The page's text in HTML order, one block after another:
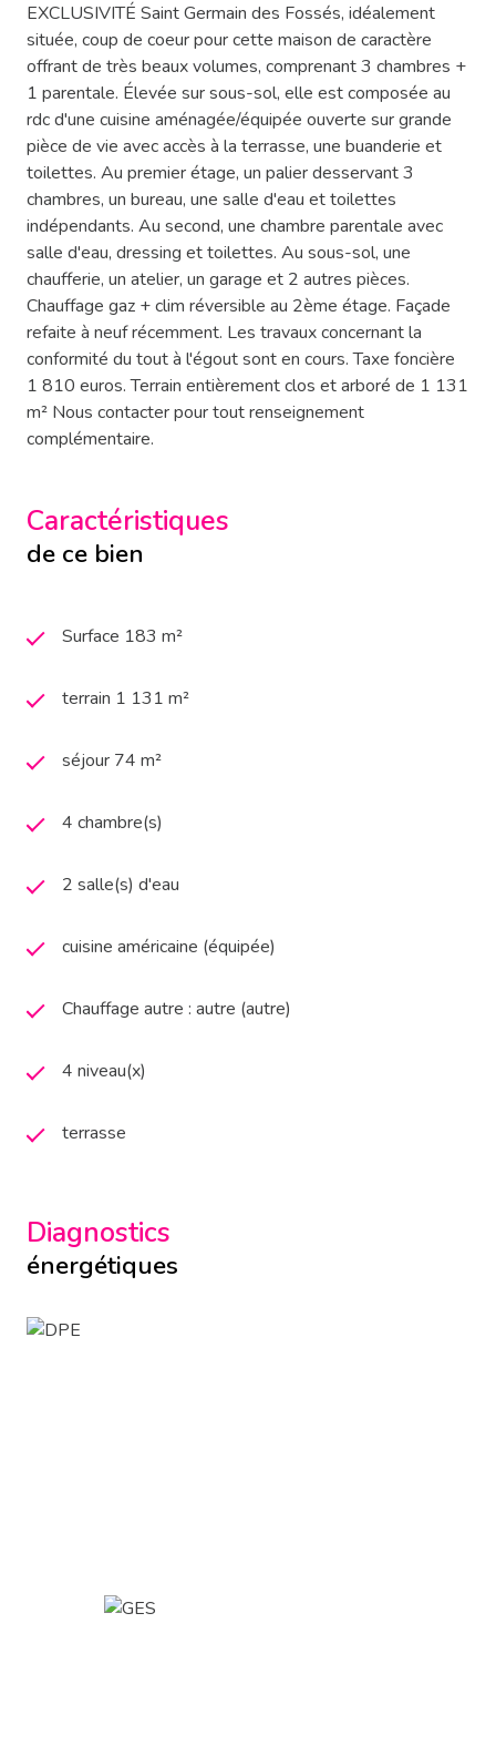
EXCLUSIVITÉ Saint Germain des Fossés, idéalement
située, coup de coeur pour cette maison de caractère
offrant de très beaux volumes, comprenant 3 chambres +
1 parentale. Élevée sur sous-sol, elle est composée au
rdc d'une cuisine aménagée/équipée ouverte sur grande
pièce de vie avec accès à la terrasse, une buanderie et
toilettes. Au premier étage, un palier desservant 3
chambres, un bureau, une salle d'eau et toilettes
indépendants. Au second, une chambre parentale avec
salle d'eau, dressing et toilettes. Au sous-sol, une
chaufferie, un atelier, un garage et 2 autres pièces.
Chauffage gaz + clim réversible au 2ème étage. Façade
refaite à neuf récemment. Les travaux concernant la
conformité du tout à l'égout sont en cours. Taxe foncière
1 810 euros. Terrain entièrement clos et arboré de 1 131
m² Nous contacter pour tout renseignement
complémentaire.
Caractéristiques
de ce bien
Surface 183 m²
terrain 1 131 m²
séjour 74 m²
4 chambre(s)
2 salle(s) d'eau
cuisine américaine (équipée)
Chauffage autre : autre (autre)
4 niveau(x)
terrasse
Diagnostics
énergétiques